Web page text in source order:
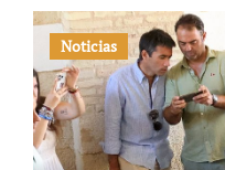
Noticias